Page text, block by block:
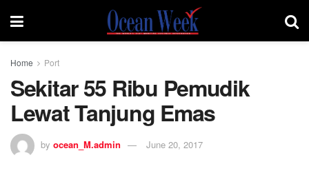
Home Port
Sekitar 55 Ribu Pemudik
Lewat Tanjung Emas
by ocean_M.admin June 20, 2017